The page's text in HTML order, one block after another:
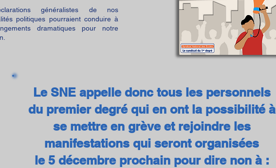
généralistes de nos
politiques pourraient conduire à
dramatiques pour notre
Le SNE appelle donc tous les personnels
du premier degré qui en ont la possibilité à
se mettre en grève et rejoindre les
manifestations qui seront organisées
le 5 décembre prochain pour dire non à :